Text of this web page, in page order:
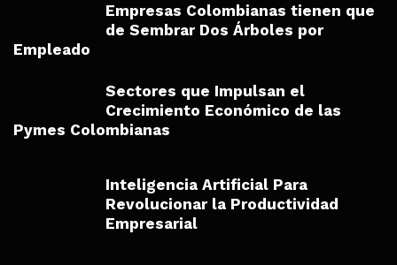
Empresas Colombianas tienen que
de Sembrar Dos Árboles por
Empleado
Sectores que Impulsan el
Crecimiento Económico de las
Pymes Colombianas
Inteligencia Artificial Para
Revolucionar la Productividad
Empresarial